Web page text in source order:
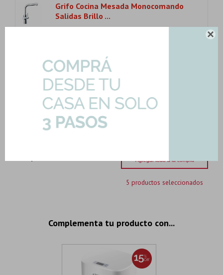

Grifo Cocina Mesada Monocomando
Salidas Brillo ...
445.47
Pileta De Cocina Simple Acero Inox 304
1.2Mm Ba...
Art: MUS3018-R10-PILETA
U$S
-
Agregar todo a la compra
5 productos seleccionados
Complementa tu producto con...